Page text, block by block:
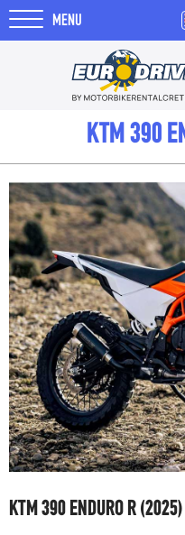
MENU
VÉHICULES
QUI SOMMES-NOUS
COMMENTAIRES
TOURS
BLOG
F.A.Q
KTM 390
KTM 390 ENDURO R (2025)